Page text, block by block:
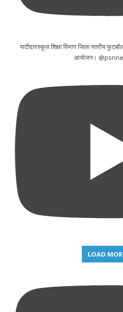
पाटीदारस्कूल शिक्षा विभाग जिला स्तरीय
आयोजन।
LOAD